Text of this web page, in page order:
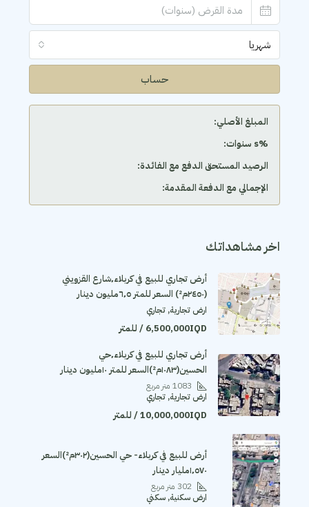
شهريا
حساب
المبلغ الأصلي:
‫%s سنوات:
الرصيد المستحق الدفع مع الفائدة:
الإجمالي مع الدفعة المقدمة:
اخر مشاهداتك
أرض تجاري للبيع في كربلاء٬شارع القزويني
(٢٤٥٠م²) السعر للمتر ٦٬٥مليون دينار
ارض تجارية, تجاري
6,500,000IQD / للمتر
أرض تجاري للبيع في كربلاء٬حي
الحسين(١٠٨٣م²)السعر للمتر ١٠مليون دينار
1083 متر مربع
ارض تجارية, تجاري
10,000,000IQD / للمتر
أرض للبيع في كربلاء- حي الحسين(٣٠٢م²)السعر
١٬٥٧٠مليار دينار
302 متر مربع
ارض سكنية, سكني